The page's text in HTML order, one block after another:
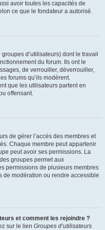
avoir toutes les capacités de
ce que le fondateur a autorisé.
d’utilisateurs) dont le travail
du forum. Ils ont le
de verrouiller, déverrouiller,
forums qu’ils modèrent.
que les utilisateurs partent en
offensant.
de gérer l’accès des membres et
Chaque membre peut appartenir
peut avoir ses permissions. La
groupes permet aux
permissions de plusieurs membres
de modération ou rendre accessible
et comment les rejoindre ?
sur le lien Groupes d’utilisateurs